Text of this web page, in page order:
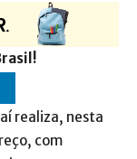
realiza, nesta
com